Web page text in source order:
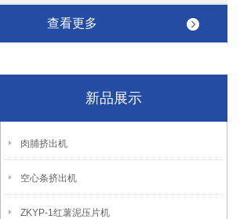
查看更多
新品展示
肉脯挤出机
空心条挤出机
ZKYP-1红薯泥压片机